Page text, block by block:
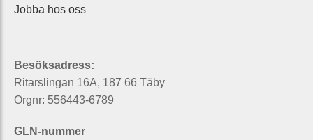
Jobba hos oss
Besöksadress:
Ritarslingan 16A, 187 66 Täby
Orgnr: 556443-6789
GLN-nummer